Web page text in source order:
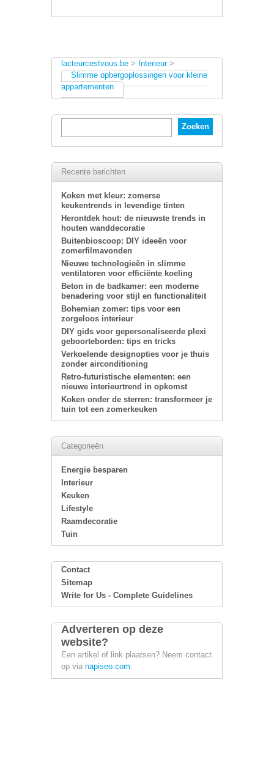
lacteurcestvous.be > Interieur>
Slimme opbergoplossingen voor kleine
appartementen
Recente berichten
Koken met kleur: zomerse
keukentrends in levendige tinten
Herontdek hout: de nieuwste trends in
houten wanddecoratie
Buitenbioscoop: DIY ideeën voor
zomerfilmavonden
Nieuwe technologieën in slimme
ventilatoren voor efficiënte koeling
Beton in de badkamer: een moderne
benadering voor stijl en functionaliteit
Bohemian zomer: tips voor een
zorgeloos interieur
DIY gids voor gepersonaliseerde plexi
geboorteborden: tips en tricks
Verkoelende designopties voor je thuis
zonder airconditioning
Retro-futuristische elementen: een
nieuwe interieurtrend in opkomst
Koken onder de sterren: transformeer je
tuin tot een zomerkeuken
Categorieën
Energie besparen
Interieur
Keuken
Lifestyle
Raamdecoratie
Tuin
Contact
Sitemap
Write for Us - Complete Guidelines
Adverteren op deze
website?
Een artikel of link plaatsen? Neem contact
op via napiseo.com.